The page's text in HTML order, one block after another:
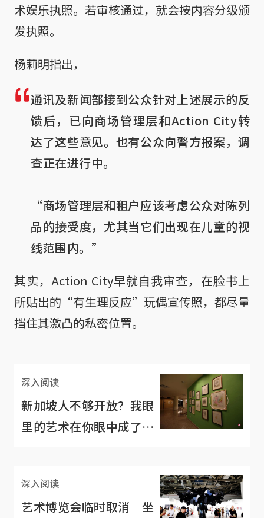
术娱乐执照。若审核通过，就会按内容分级颁
发执照。
杨莉明指出，
通讯及新闻部接到公众针对上述展示的反
馈后，已向商场管理层和Action City转
达了这些意见。也有公众向警方报案，调
查正在进行中。
“商场管理层和租户应该考虑公众对陈列
品的接受度，尤其当它们出现在儿童的视
线范围内。”
其实，Action City早就自我审查，在脸书上
所贴出的“有生理反应”玩偶宣传照，都尽量
挡住其激凸的私密位置。
深入阅读
新加坡人不够开放？我眼
里的艺术在你眼中成了
深入阅读
艺术博览会临时取消 坐